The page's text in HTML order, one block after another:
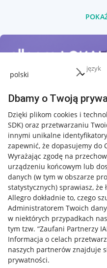
język
Dbamy o Twoją
Dzięki plikom cookies i
SDK) oraz przetwarzaniu
innymi unikalne
zapewnić, że dopasujemy do
Wyrażając zgodę na
urządzeniu końcowym lub
danych (w tym w obszarze
statystycznych) sprawiasz, że
Allegro dokładnie to, czego
Administratorem Twoich
w niektórych przypadkach
tym tzw. “Zaufani Partnerzy
Informacja o celach
naszych partnerów znajduje
prywatności.
Przydatne informacje
Jak to działa